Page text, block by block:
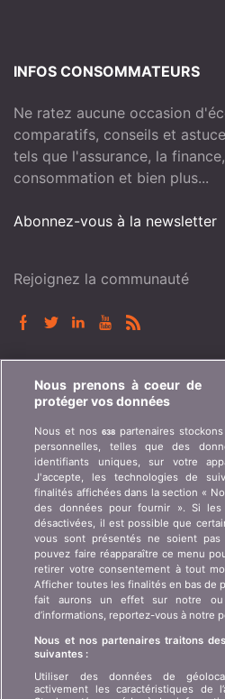
INFOS CONSOMMATEURS
Ne ratez aucune occasion
comparatifs, conseils et
tels que l'assurance, la
consommation et bien plus...
Abonnez-vous à la newsletter
Rejoignez la communauté
BONUS.CH
comparatifs ? Demande de
publicité, ...
Qui sommes-nous ?
Contact
Publicité
Affiliation / Partenariat
Presse
LANGUE
Nous prenons à coeur de
protéger vos données
Nous et nos638 partenaires
personnelles, telles que des
identifiants uniques, sur votre
J'accepte, les technologies de
finalités affichées dans la section «
des données pour fournir ». Si
désactivées, il est possible que
vous sont présentés ne soient
pouvez faire réapparaître ce menu
retirer votre consentement à tout
Afficher toutes les finalités en bas de
fait aurons un effet sur notre
d’informations, reportez-vous à notre
Nous et nos partenaires traitons
suivantes :
Utiliser des données de
activement les caractéristiques de